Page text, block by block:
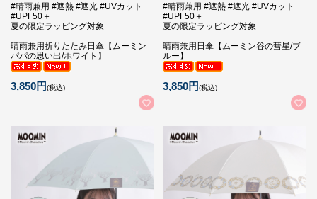
#晴雨兼用 #遮熱 #遮光 #UVカット
#UPF50＋
夏の限定ラッピング対象
晴雨兼用折りたたみ日傘【ムーミン
パパの思い出/ホワイト】
3,850円(税込)
#晴雨兼用 #遮熱 #遮光 #UVカット
#UPF50＋
夏の限定ラッピング対象
晴雨兼用日傘【ムーミン谷の彗星/ブ
ルー】
3,850円(税込)